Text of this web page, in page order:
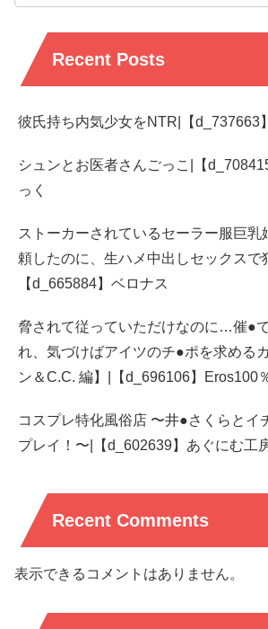
Recent Posts
彼氏持ち内気少女をNTR|【d_737663
シュンとお医者さんごっこ|【
っく
ストーカーされているセーラー服巨乳
頼したのに、生ハメ中出しセックスで
【d_665884】ベロナス
脅されて従っていただけなのに…催●
れ、気づけばアイツのチ●ポを求める
ン＆C.C. 編】|【d_696106】Eros100
コスプレ特化風俗店 〜井●さくらとイ
プレイ！〜|【d_602639】あぐにむ工
Recent Comments
表示できるコメントはありません。